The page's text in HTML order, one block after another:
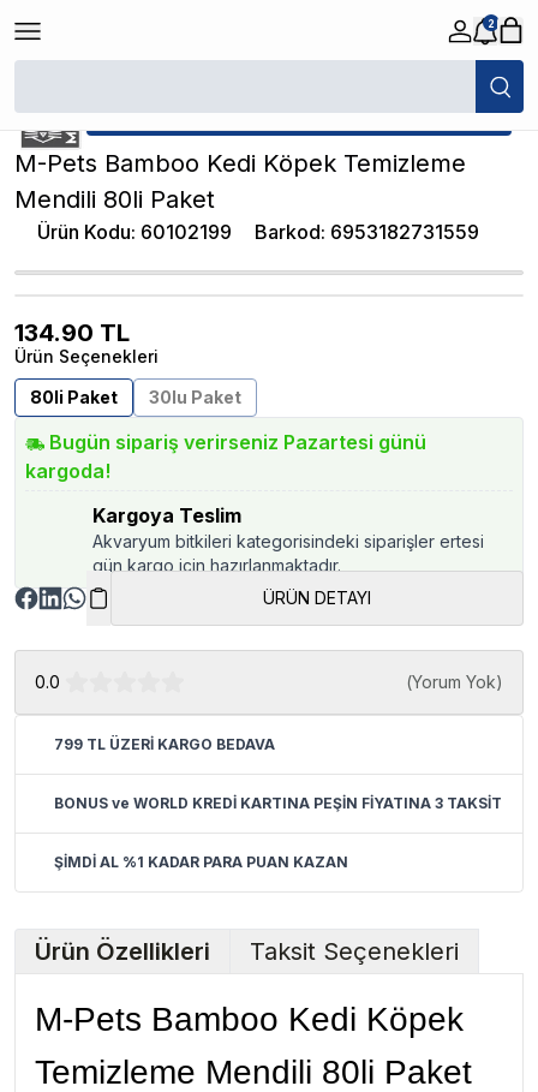
2
/ M-Pets Bamboo Kedi Köpek Temizleme
★ Atakan Petshop, M-Pets yetkili satıcısıdır.
M-Pets Bamboo Kedi Köpek Temizleme
Mendili 80li Paket
Ürün Kodu: 60102199 Barkod: 6953182731559
134.90 TL
Ürün Seçenekleri
80li Paket
30lu Paket
Bugün sipariş verirseniz Pazartesi günü
kargoda!
Kargoya Teslim
Akvaryum bitkileri kategorisindeki siparişler ertesi
gün kargo için hazırlanmaktadır.
ÜRÜN DETAYI
0.0 (Yorum Yok)
799 TL ÜZERİ KARGO BEDAVA
BONUS ve WORLD KREDİ KARTINA PEŞİN FİYATINA 3 TAKSİT
ŞİMDİ AL %1 KADAR PARA PUAN KAZAN
Ürün Özellikleri Taksit Seçenekleri
M-Pets Bamboo Kedi Köpek
Temizleme Mendili 80li Paket